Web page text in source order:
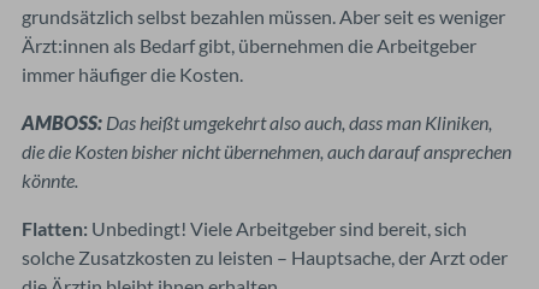
grundsätzlich selbst bezahlen müssen. Aber seit es weniger
Ärzt:innen als Bedarf gibt, übernehmen die Arbeitgeber
immer häufiger die Kosten.
AMBOSS: Das heißt umgekehrt also auch, dass man Kliniken,
die die Kosten bisher nicht übernehmen, auch darauf ansprechen
könnte.
Flatten: Unbedingt! Viele Arbeitgeber sind bereit, sich
solche Zusatzkosten zu leisten – Hauptsache, der Arzt oder